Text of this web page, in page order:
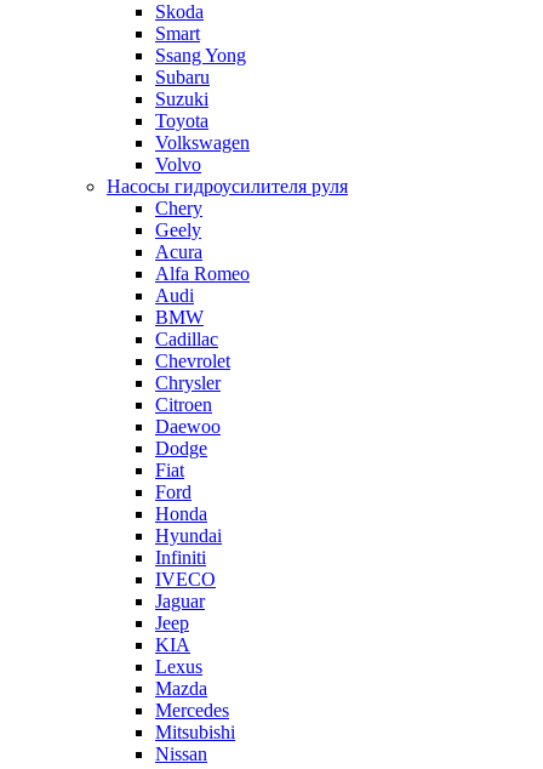
Skoda
Smart
Ssang Yong
Subaru
Suzuki
Toyota
Volkswagen
Volvo
Насосы гидроусилителя руля
Chery
Geely
Acura
Alfa Romeo
Audi
BMW
Cadillac
Chevrolet
Chrysler
Citroen
Daewoo
Dodge
Fiat
Ford
Honda
Hyundai
Infiniti
IVECO
Jaguar
Jeep
KIA
Lexus
Mazda
Mercedes
Mitsubishi
Nissan